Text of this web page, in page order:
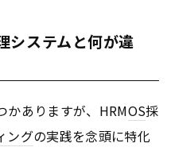
システムと何が違
かありますが、HRMOS採
ングの実践を念頭に特化